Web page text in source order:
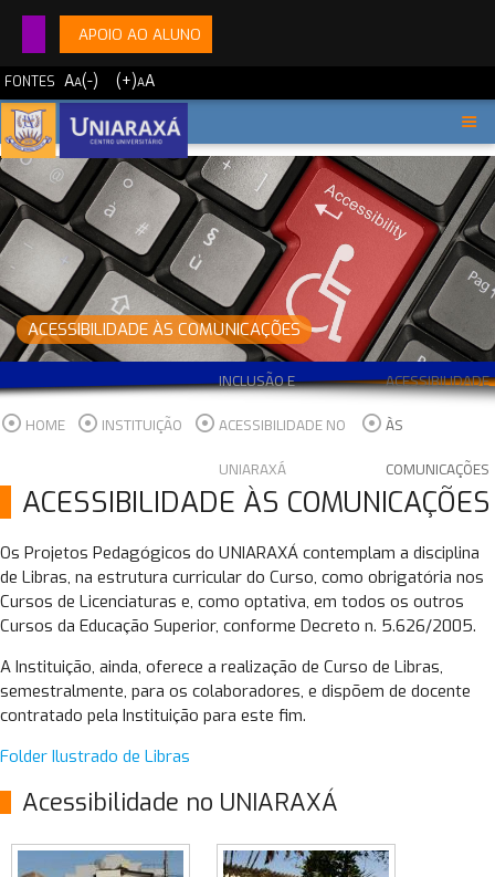
APOIO AO ALUNO
FONTES AA(-) (+)AA
ACESSIBILIDADE ÀS COMUNICAÇÕES
HOME INSTITUIÇÃO
INCLUSÃO E
ACESSIBILIDADE NO
UNIARAXÁ
ACESSIBILIDADE
ÀS
COMUNICAÇÕES
ACESSIBILIDADE ÀS COMUNICAÇÕES
Os Projetos Pedagógicos do UNIARAXÁ contemplam a disciplina
de Libras, na estrutura curricular do Curso, como obrigatória nos
Cursos de Licenciaturas e, como optativa, em todos os outros
Cursos da Educação Superior, conforme Decreto n. 5.626/2005.
A Instituição, ainda, oferece a realização de Curso de Libras,
semestralmente, para os colaboradores, e dispõem de docente
contratado pela Instituição para este fim.
Folder Ilustrado de Libras
Acessibilidade no UNIARAXÁ